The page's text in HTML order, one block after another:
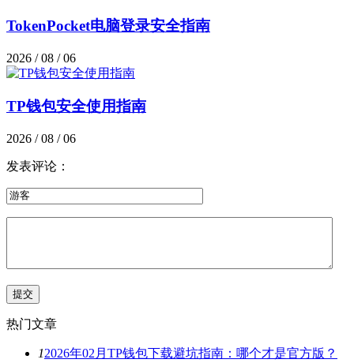
TokenPocket电脑登录安全指南
2026 / 08 / 06
TP钱包安全使用指南
2026 / 08 / 06
发表评论：
热门文章
12026年02月TP钱包下载避坑指南：哪个才是官方版？